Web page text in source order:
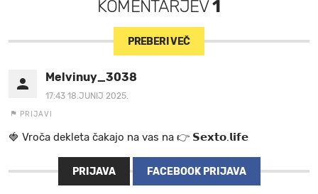
KOMENTARJEV1
PREBERI VEČ
Melvinuy_3038
17:43 18.JUNIJ 2025.
PRIJAVI
🍓 V r o č a d e k l e t a ča k a jo na va s n a 👉 𝗦𝗲𝘅𝘁𝗼.𝗹𝗶𝗳𝗲
PRIJAVA FACEBOOK PRIJAVA